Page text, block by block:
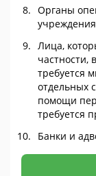
Органы
Лица,
частности,
требуется
отдельных
помощи
требуется
Банки и